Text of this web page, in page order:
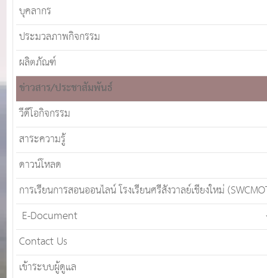
บุคลากร
ประมวลภาพกิจกรรม
ผลิตภัณฑ์
ข่าวสาร/ประชาสัมพันธ์
วีดีโอกิจกรรม
สาระความรู้
ดาวน์โหลด
การเรียนการสอนออนไลน์ โรงเรียนศรีสังวาลย์เชียงใหม่
E-Document
Contact Us
เข้าระบบผู้ดูแล